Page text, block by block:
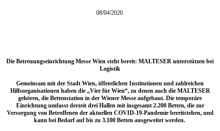
08/04/2020
Die Betreuungseinrichtung Messe Wien steht bereit: MALTESER unterstützen bei
Logistik
Gemeinsam mit der Stadt Wien, öffentlichen Institutionen und zahlreichen
Hilfsorganisationen haben die „Vier für Wien“, zu denen auch die MALTESER
gehören, die Bettenstation in der Wiener Messe aufgebaut. Die temporäre
Einrichtung umfasst derzeit drei Hallen mit insgesamt 2.200 Betten, die zur
Versorgung von Betroffenen der aktuellen COVID-19-Pandemie bereitstehen, und
kann bei Bedarf auf bis zu 3.100 Betten ausgeweitet werden.